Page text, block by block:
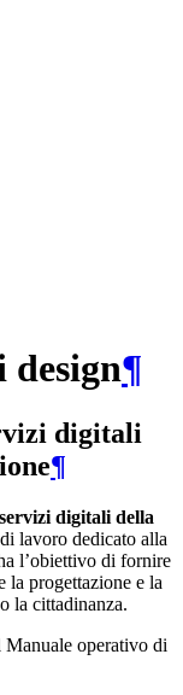
design¶
digitali
¶
digitali della
lavoro dedicato alla
l’obiettivo di fornire
la progettazione e la
la cittadinanza.
Manuale operativo di